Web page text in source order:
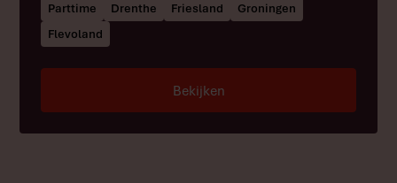
Parttime
Drenthe Friesland
Groningen
Flevoland
Bekijken